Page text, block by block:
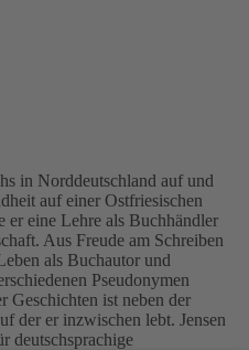
in Norddeutschland auf und
auf einer Ostfriesischen
er eine Lehre als Buchhändler
Aus Freude am Schreiben
als Buchautor und
Pseudonymen
Geschichten ist neben der
der er inzwischen lebt. Jensen
deutschsprachige